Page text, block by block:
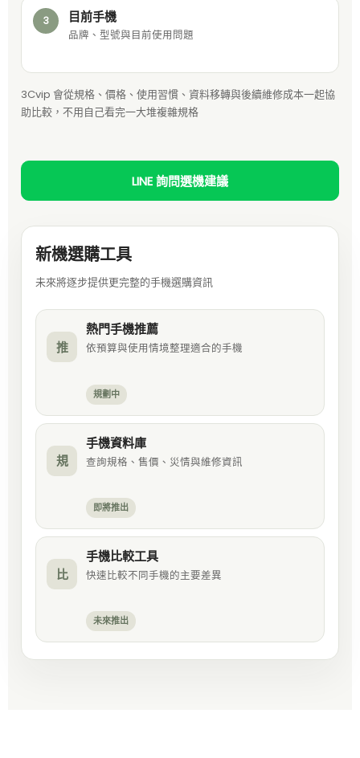
3 目前手機
品牌、型號與目前使用問題
3Cvip 會從規格、價格、使用習慣、資料移轉與後續維修成本一起協
助比較，不用自己看完一大堆複雜規格
LINE 詢問選機建議
新機選購工具
未來將逐步提供更完整的手機選購資訊
推
熱門手機推薦
依預算與使用情境整理適合的手機
規劃中
規
手機資料庫
查詢規格、售價、災情與維修資訊
即將推出
比
手機比較工具
快速比較不同手機的主要差異
未來推出